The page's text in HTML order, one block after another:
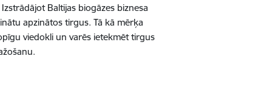
Baltijas biogāzes biznesa
apzinātos tirgus. Tā kā mērķa
viedokli un varēs ietekmēt tirgus